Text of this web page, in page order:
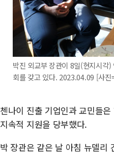
박진 외교부 장관이 8일(현지시각
회를 갖고 있다. 2023.04.09 [사진
첸나이 진출 기업인과 교민들
지속적 지원을 당부했다.
박 장관은 같은 날 아침 뉴델리